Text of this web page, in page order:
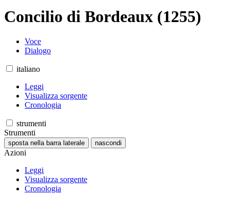
Concilio di Bordeaux (1255)
Voce
Dialogo
italiano
Leggi
Visualizza sorgente
Cronologia
strumenti
Strumenti
sposta nella barra laterale nascondi
Azioni
Leggi
Visualizza sorgente
Cronologia